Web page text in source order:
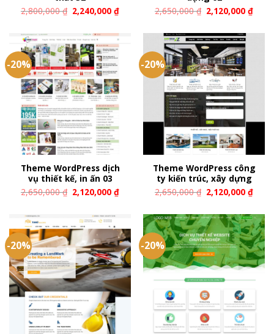
2,800,000₫ 2,240,000₫
2,650,000₫ 2,120,000₫
-20%
Theme WordPress dịch
vụ thiết kế, in ấn 03
2,650,000₫ 2,120,000₫
-20%
Theme WordPress công
ty kiến trúc, xây dựng
2,650,000₫ 2,120,000₫
-20% -20%